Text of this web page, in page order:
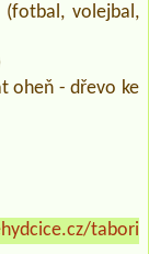
volejbal,
oheň - dřevo ke